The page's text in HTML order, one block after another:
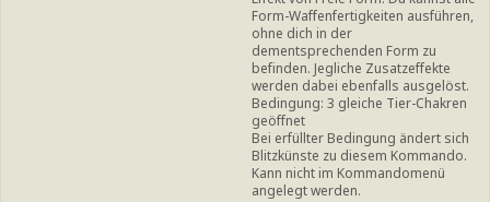
Form-Waffenfertigkeiten ausführen,
ohne dich in der
dementsprechenden Form zu
befinden. Jegliche Zusatzeffekte
werden dabei ebenfalls ausgelöst.
Bedingung: 3 gleiche Tier-Chakren
geöffnet
Bei erfüllter Bedingung ändert sich
Blitzkünste zu diesem Kommando.
Kann nicht im Kommandomenü
angelegt werden.